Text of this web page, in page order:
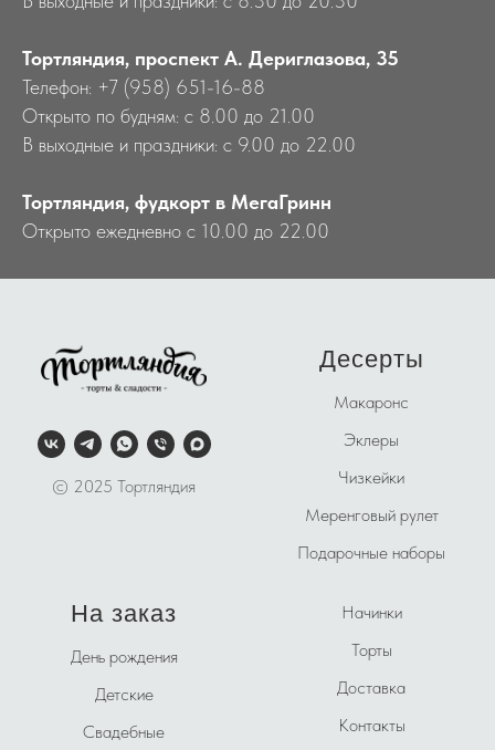
Тортляндия, проспект А. Дериглазова, 35
Телефон: +7 (958) 651-16-88
Открыто по будням: с 8.00 до 21.00
В выходные и праздники: с 9.00 до 22.00
Тортляндия, фудкорт в МегаГринн
Открыто ежедневно с 10.00 до 22.00
© 2025 Тортляндия
Десерты
Макаронс
Эклеры
Чизкейки
Меренговый рулет
Подарочные наборы
На заказ
День рождения
Детские
Свадебные
Начинки
Торты
Доставка
Контакты